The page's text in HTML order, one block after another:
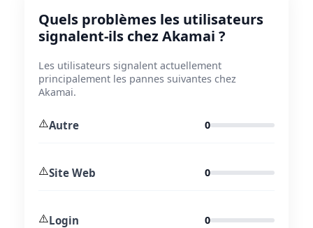
Quels problèmes les utilisateurs
signalent-ils chez Akamai ?
Les utilisateurs signalent actuellement
principalement les pannes suivantes chez
Akamai.
⚠️Autre 0
⚠️Site Web 0
⚠️Login 0